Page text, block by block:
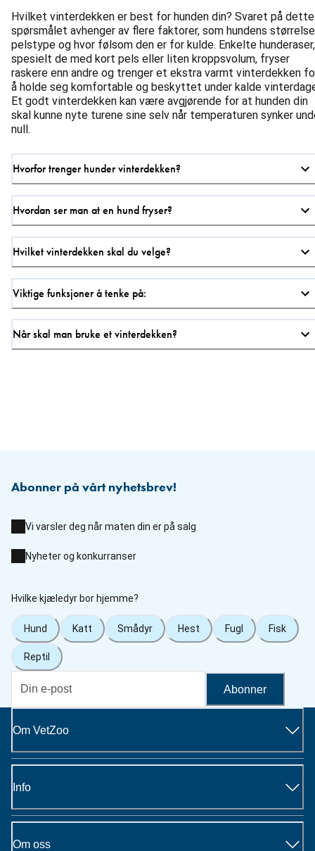
Hvilket vinterdekken er best for hunden din? Svaret på dette
spørsmålet avhenger av flere faktorer, som hundens
pelstype og hvor følsom den er for kulde. Enkelte hunderaser,
spesielt de med kort pels eller liten kroppsvolum, fryser
raskere enn andre og trenger et ekstra varmt vinterdekken
å holde seg komfortable og beskyttet under kalde
Et godt vinterdekken kan være avgjørende for at hunden din
skal kunne nyte turene sine selv når temperaturen synker
null.
Hvorfor trenger hunder vinterdekken?
Hvordan ser man at en hund fryser?
Hvilket vinterdekken skal du velge?
Viktige funksjoner å tenke på:
Når skal man bruke et vinterdekken?
Abonner på vårt nyhetsbrev!
Vi varsler deg når maten din er på salg
Nyheter og konkurranser
Hvilke kjæledyr bor hjemme?
Hund Katt Smådyr Hest Fugl Fisk
Reptil
Abonner
Om VetZoo
Info
Om oss